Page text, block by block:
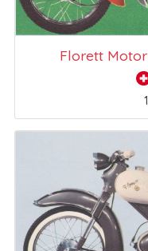
Florett